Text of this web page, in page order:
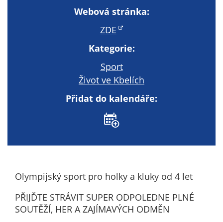
Webová stránka:
ZDE
Kategorie:
Sport
Život ve Kbelích
Přidat do kalendáře:
Olympijský sport pro holky a kluky od 4 let
PŘIJĎTE STRÁVIT SUPER ODPOLEDNE PLNÉ
SOUTĚŽÍ, HER A ZAJÍMAVÝCH ODMĚN
správné
funkcí, které
Váš souhlas s
využitím
tohoto důvodu
nemohou být
individuálně
deaktivovány
nebo